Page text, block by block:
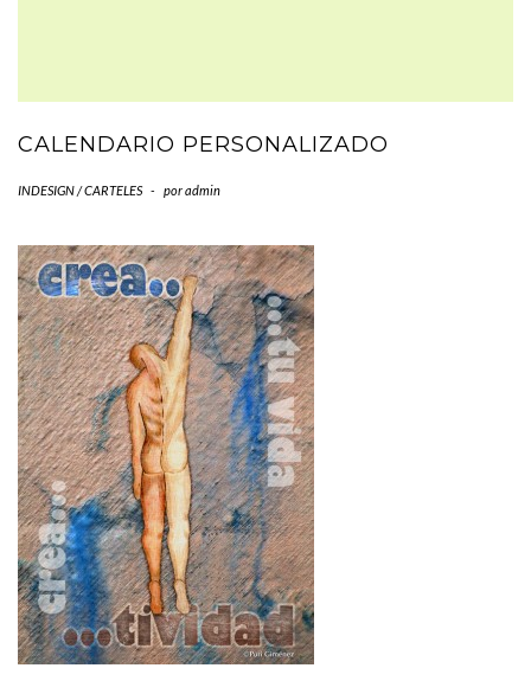
CALENDARIO PERSONALIZADO
INDESIGN / CARTELES - poradmin